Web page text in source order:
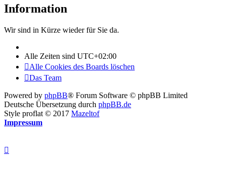
Information
Wir sind in Kürze wieder für Sie da.
Alle Zeiten sind UTC+02:00
Alle Cookies des Boards löschen
Das Team
Powered by phpBB® Forum Software © phpBB Limited
Deutsche Übersetzung durch phpBB.de
Style proflat © 2017 Mazeltof
Impressum